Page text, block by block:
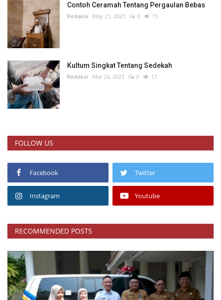
Contoh Ceramah Tentang Pergaulan Bebas
Redaksi May 21, 2023 0 15
Kultum Singkat Tentang Sedekah
Redaksi Mar 24, 2023 0 13
FOLLOW US
Facebook Twitter
Instagram Youtube
RECOMMENDED POSTS